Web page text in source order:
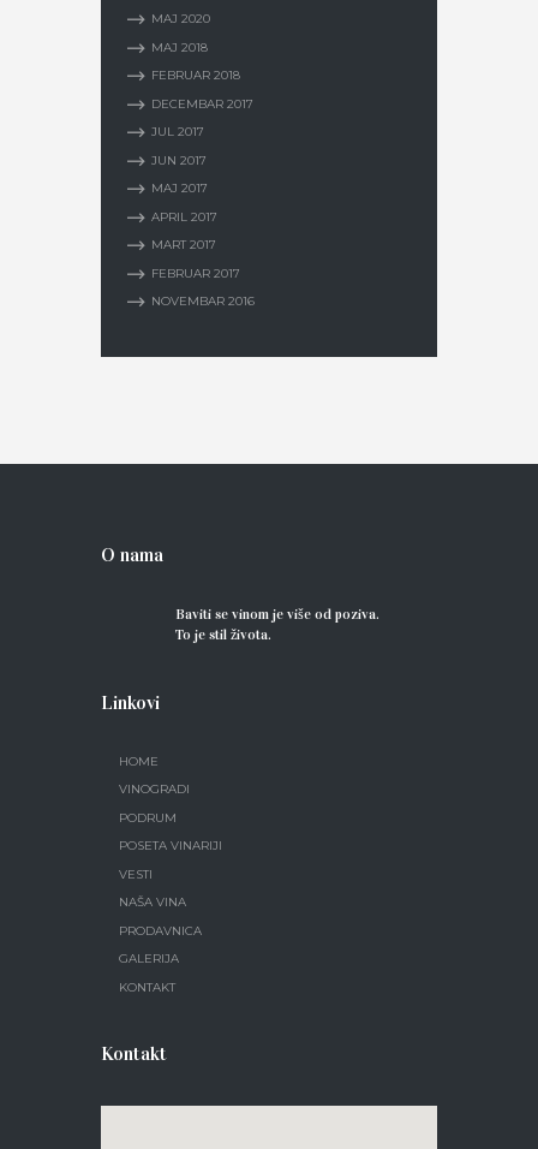
MAJ 2020
MAJ 2018
FEBRUAR 2018
DECEMBAR 2017
JUL 2017
JUN 2017
MAJ 2017
APRIL 2017
MART 2017
FEBRUAR 2017
NOVEMBAR 2016
O nama
Baviti se vinom je više od poziva.
To je stil života.
Linkovi
HOME
VINOGRADI
PODRUM
POSETA VINARIJI
VESTI
NAŠA VINA
PRODAVNICA
GALERIJA
KONTAKT
Kontakt